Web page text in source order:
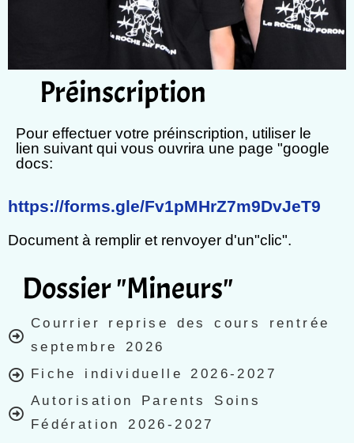
Préinscription
Pour effectuer votre préinscription, utiliser le
lien suivant qui vous ouvrira une page "google
docs:
https://forms.gle/Fv1pMHrZ7m9DvJeT9
Document à remplir et renvoyer d'un"clic".
Dossier "Mineurs"
Courrier reprise des cours rentrée
septembre 2026
Fiche individuelle 2026-2027
Autorisation Parents Soins
Fédération 2026-2027